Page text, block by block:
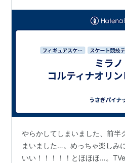
やらかしてしまいました、前半
まいました…。めっちゃ楽しみ
いい！！！！！とほほほ…。